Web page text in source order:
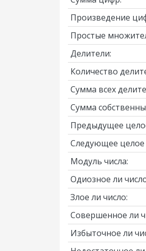
Произведение
Простые
Делители:
Количество
Сумма всех
Сумма
Предыдущее
Следующее целое
Модуль числа:
Одиозное ли
Злое ли число:
Совершенное ли
Избыточное ли